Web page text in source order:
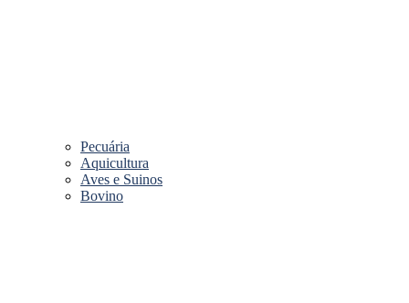
Pecuária
Aquicultura
Aves e Suinos
Bovino